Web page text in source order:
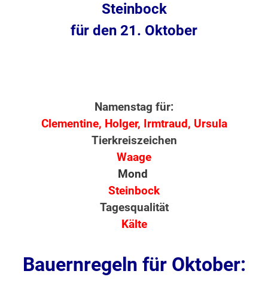
Steinbock
für den 21. Oktober
Namenstag für:
Clementine, Holger, Irmtraud, Ursula
Tierkreiszeichen
Waage
Mond
Steinbock
Tagesqualität
Kälte
Bauernregeln für Oktober: